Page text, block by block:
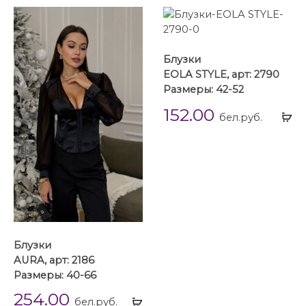
Выбрать
Блузки
AURA, арт: 2186
Размеры: 40-66
254.00 бел.руб.
Блузки
EOLA STYLE, арт: 2790
Размеры: 42-52
152.00 бел.руб.